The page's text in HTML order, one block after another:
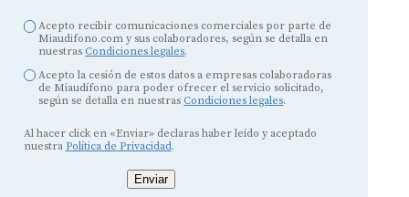
Acepto recibir comunicaciones comerciales por parte de
Miaudifono.com y sus colaboradores, según se detalla en
nuestras Condiciones legales.
Acepto la cesión de estos datos a empresas colaboradoras
de Miaudífono para poder ofrecer el servicio solicitado,
según se detalla en nuestras Condiciones legales.
Al hacer click en «Enviar» declaras haber leído y aceptado
nuestra Política de Privacidad.
Enviar